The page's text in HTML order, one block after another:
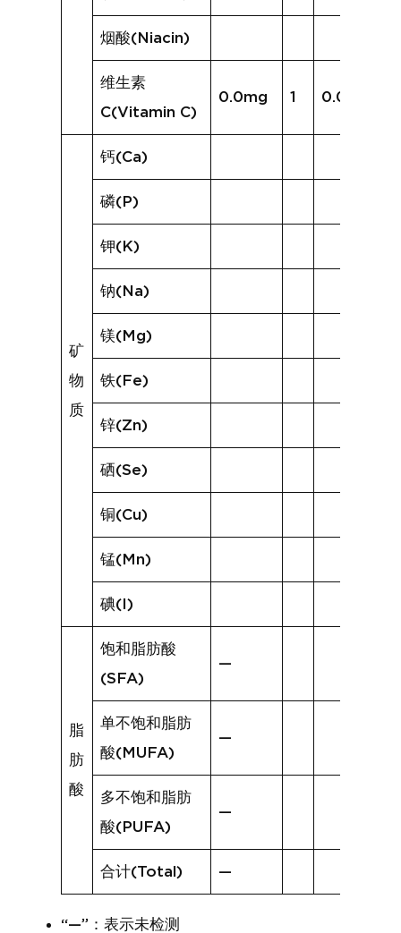
烟酸(Niacin)
维生素
C(Vitamin C)
0.0mg 1 0.0mg
矿
物
质
钙(Ca)
磷(P)
钾(K)
钠(Na)
镁(Mg)
铁(Fe)
锌(Zn)
硒(Se)
铜(Cu)
锰(Mn)
碘(I)
脂
肪
酸
饱和脂肪酸
(SFA)
—
单不饱和脂肪
酸(MUFA)
—
多不饱和脂肪
酸(PUFA)
—
合计(Total) —
“—”：表示未检测